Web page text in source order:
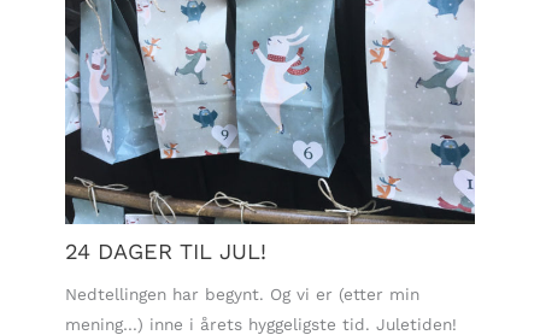
24 DAGER TIL JUL!
Nedtellingen har begynt. Og vi er (etter min
mening…) inne i årets hyggeligste tid. Juletiden!